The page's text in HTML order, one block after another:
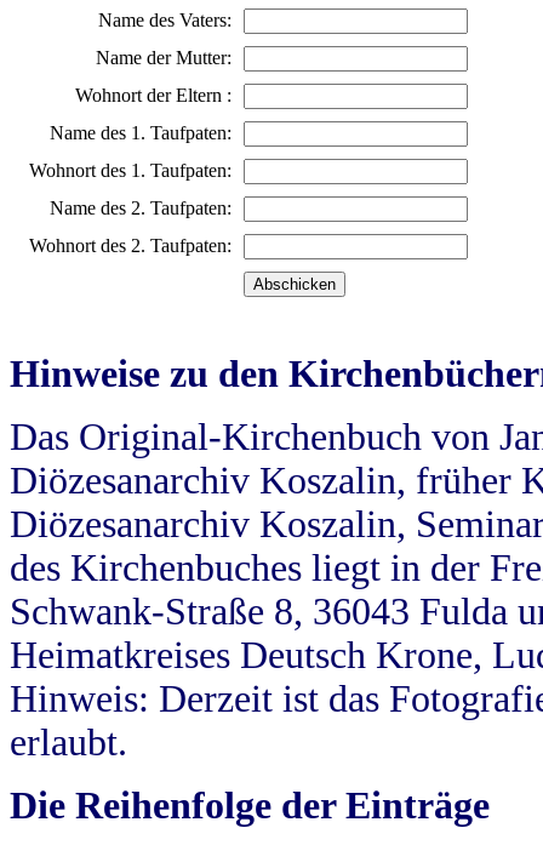
Name des Vaters:
Name der Mutter:
Wohnort der Eltern :
Name des 1. Taufpaten:
Wohnort des 1. Taufpaten:
Name des 2. Taufpaten:
Wohnort des 2. Taufpaten:
Hinweise zu den
Das Original-Kirchenbuch von
Diözesanarchiv Koszalin, früher
Diözesanarchiv Koszalin,
des Kirchenbuches liegt in der
Schwank-Straße 8, 36043 Fulda
Heimatkreises Deutsch Krone,
Hinweis: Derzeit ist das
erlaubt.
Die Reihenfolge der Einträge